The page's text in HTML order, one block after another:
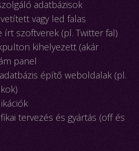
adatbázisok
vagy led falas
írt szoftverek (pl. Twitter fal)
kihelyezett (akár
panel
építő weboldalak (pl.
tervezés és gyártás (off és